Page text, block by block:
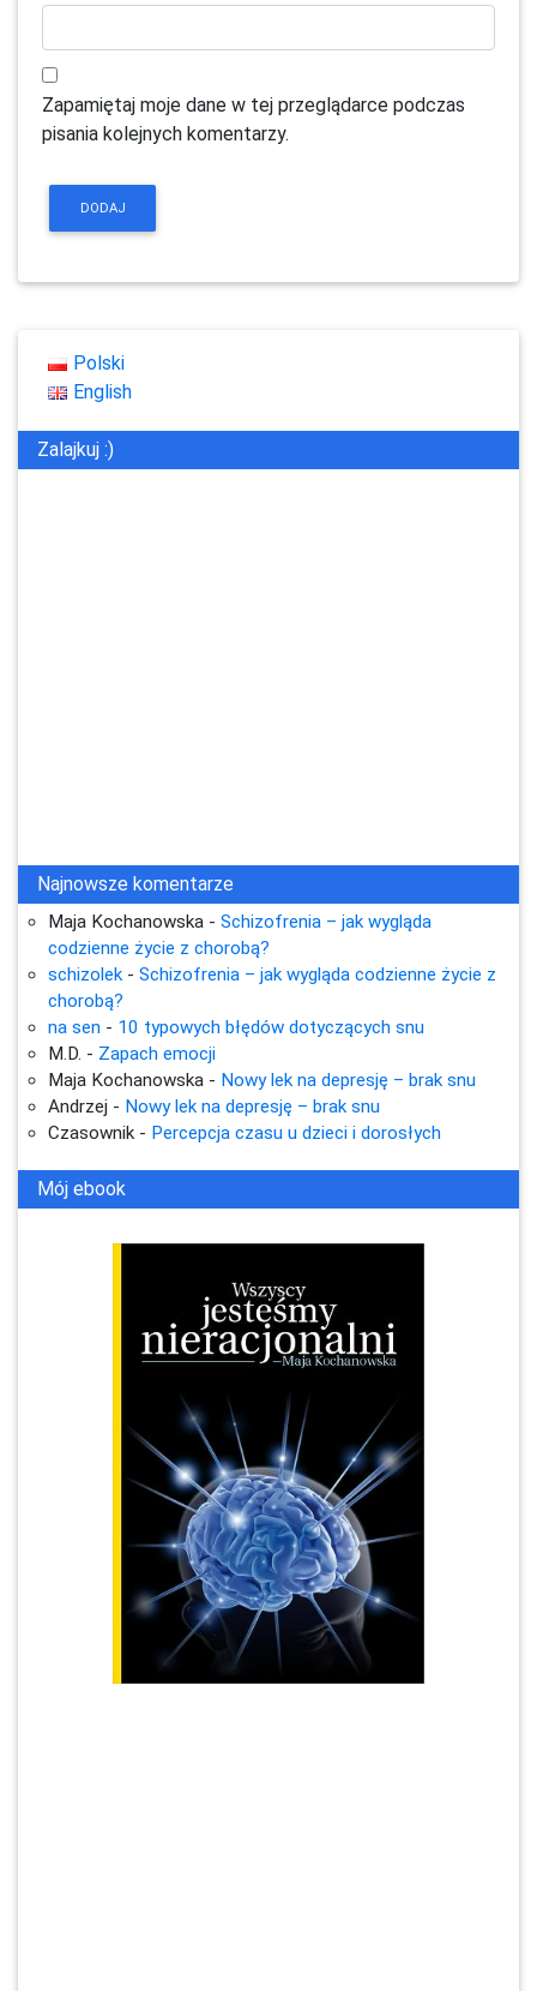
Zapamiętaj moje dane w tej przeglądarce podczas
pisania kolejnych komentarzy.
Polski
English
Zalajkuj :)
Najnowsze komentarze
Maja Kochanowska - Schizofrenia – jak wygląda
codzienne życie z chorobą?
schizolek - Schizofrenia – jak wygląda codzienne życie z
chorobą?
na sen - 10 typowych błędów dotyczących snu
M.D. - Zapach emocji
Maja Kochanowska - Nowy lek na depresję – brak snu
Andrzej - Nowy lek na depresję – brak snu
Czasownik - Percepcja czasu u dzieci i dorosłych
Mój ebook